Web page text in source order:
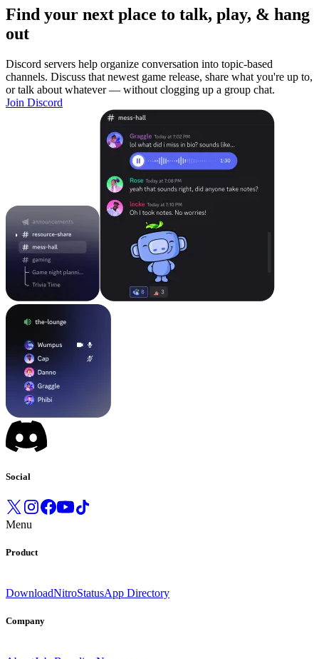
Find your next place to talk, play, & hang
out
Discord servers help organize conversation into topic-based
channels. Discuss that newest game release, share what you're up to,
or talk about whatever — without clogging up a group chat.
Join Discord
Social
Menu
Product
DownloadNitroStatusApp Directory
Company